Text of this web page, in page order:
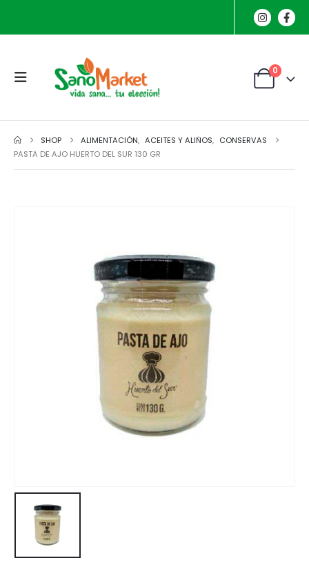
0
SHOP ALIMENTACIÓN, ACEITES Y ALIÑOS, CONSERVAS
PASTA DE AJO HUERTO DEL SUR 130 GR